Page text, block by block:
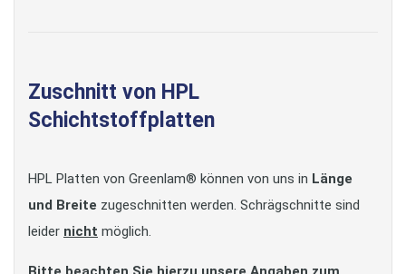
Zuschnitt von HPL
Schichtstoffplatten
HPL Platten von Greenlam® können von uns in Länge
und Breite zugeschnitten werden. Schrägschnitte sind
leider nicht möglich.